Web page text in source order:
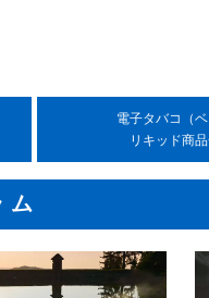
電子タバコ（
リキッド商